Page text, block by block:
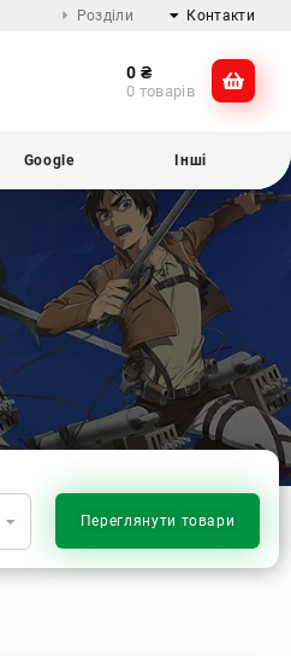
Розділи Контакти
@dikocase
0 ₴
0 товарів
Google Інші
Переглянути товари